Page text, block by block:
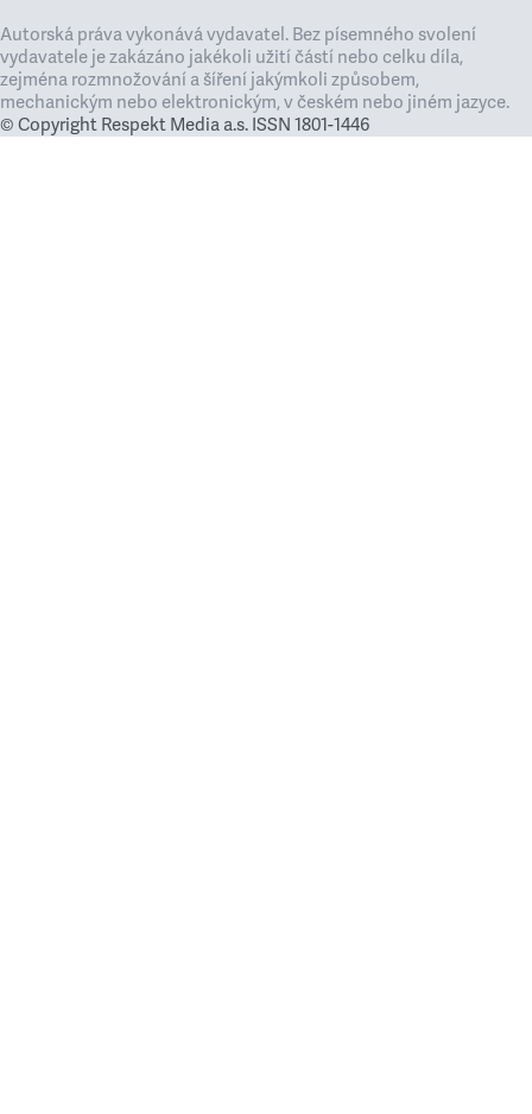
Autorská práva vykonává vydavatel. Bez písemného svolení
vydavatele je zakázáno jakékoli užití částí nebo celku díla,
zejména rozmnožování a šíření jakýmkoli způsobem,
mechanickým nebo elektronickým, v českém nebo jiném jazyce.
© Copyright Respekt Media a.s. ISSN 1801-1446